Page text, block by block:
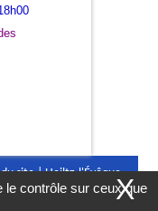
site|Heiltz-l'Évêque
internet pour mairie et
X
le contrôle sur ceux que